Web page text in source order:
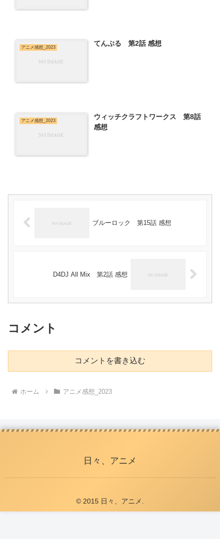
アニメ感想_2023 てんぷる 第2話 感想
アニメ感想_2023
ウィッチクラフトワークス 第8話
感想
ブルーロック 第15話 感想
D4DJ All Mix 第2話 感想
コメント
コメントを書き込む
ホーム アニメ感想_2023
日々、アニメ
© 2015 日々、アニメ.